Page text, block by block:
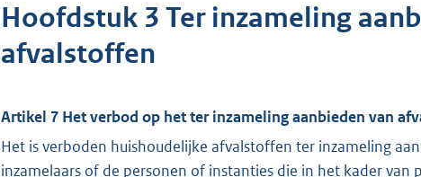
Hoofdstuk 3 Ter inzameling
afvalstoffen
Artikel 7 Het verbod op het ter inzameling aanbieden van
Het is verboden huishoudelijke afvalstoffen ter inzameling
inzamelaars of de personen of instanties die in het kader